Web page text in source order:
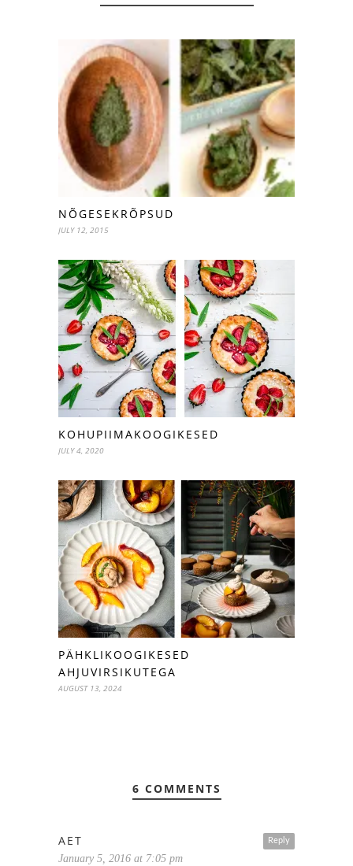
NÕGESEKRÕPSUD
JULY 12, 2015
KOHUPIIMAKOOGIKESED
JULY 4, 2020
PÄHKLIKOOGIKESED
AHJUVIRSIKUTEGA
AUGUST 13, 2024
6 COMMENTS
Reply
AET
January 5, 2016 at 7:05 pm